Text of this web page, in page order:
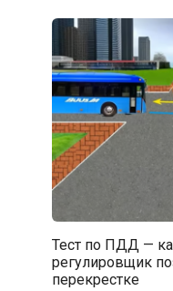
Тест по ПДД —
регулировщик
перекрестке